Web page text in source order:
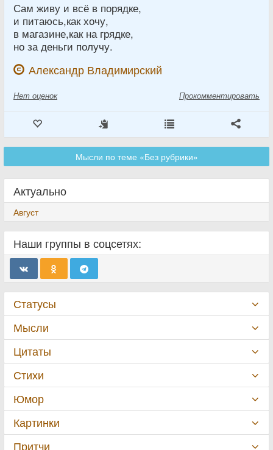
Сам живу и всё в порядке,
и питаюсь,как хочу,
в магазине,как на грядке,
но за деньги получу.
Александр Владимирский
Нет оценок Прокомментировать
Мысли по теме «Без рубрики»
Актуально
Август
Наши группы в соцсетях:
Статусы
Мысли
Цитаты
Стихи
Юмор
Картинки
Притчи